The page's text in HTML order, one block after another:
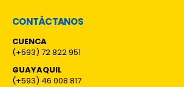
CONTÁCTANOS
CUENCA
(+593) 72 822 951
GUAYAQUIL
(+593) 46 008 817